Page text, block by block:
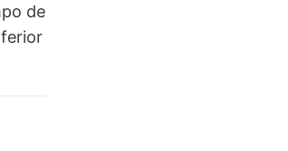
de